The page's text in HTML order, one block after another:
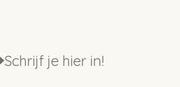
Schrijf je hier in!